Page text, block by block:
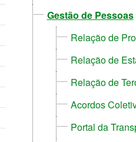
Gestão de Pessoas
Relação de
Relação de
Relação de
Acordos
Portal da